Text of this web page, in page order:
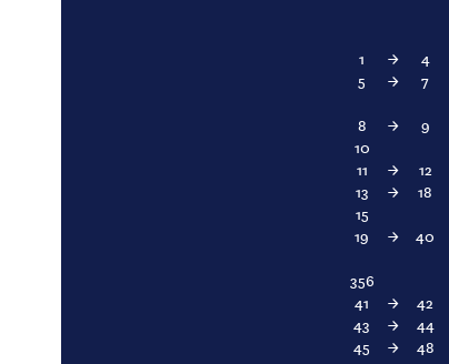
1 → 4
5
→ 7
8
→ 9
10
11
→ 12
13
→ 18
15
19
→ 40
356
41
→ 42
43
→ 44
45
→ 48